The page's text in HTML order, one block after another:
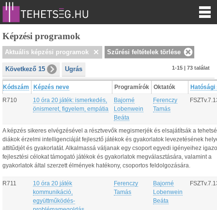
Képzési programok
Aktuális képzési programok Szűrési feltételek törlése
Következő 15 Ugrás 1-15 | 73 találat
Kódszám Képzés neve Programírók Oktatók Hatósági
R710
10 óra 20 játék: ismerkedés,
önismeret, figyelem, empátia
Bajorné
Lobenwein
Beáta
Ferenczy
Tamás
A képzés sikeres elvégzésével a résztvevők megismerjék és elsajátítsák a
diákok érzelmi intelligenciáját fejlesztő játékok és gyakorlatok levezetésének
attitűdjét és gyakorlatát. Alkalmassá váljanak egy csoport egyedi igényeihez
fejlesztési célokat támogató játékok és gyakorlatok megválasztására, valamint a
gyakorlatok által szerzett élmények hatékony, csoportos feldolgozására.
R711
10 óra 20 játék
kommunikáció,
együttműködés-
Ferenczy
Tamás
Bajorné
Lobenwein
Beáta